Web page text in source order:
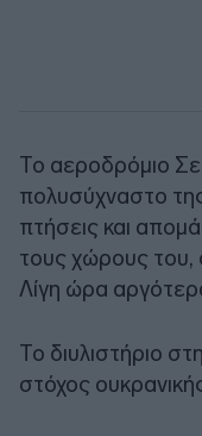
Το αεροδρόμιο
πολυσύχναστο
πτήσεις και
τους χώρους
Λίγη ώρα
Το διυλιστήριο
στόχος